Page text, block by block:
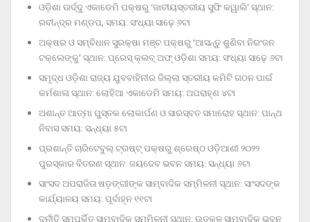
ଓଡ଼ିଶା ଊର୍ଦ୍ଦୁ ଏକାଡେମି ପକ୍ଷରୁ ‘ଜାତୀୟସ୍ତରୀୟ ସୁଫି କୱାଲି’ ସ୍ଥାନ:
ରବୀନ୍ଦ୍ର ମଣ୍ଡପ, ସମୟ: ସଂଧ୍ୟା ସାଢ଼େ ୬ଟା
ଅକ୍ଷର ଓ ସମ୍ବିଧାନ ସୁରକ୍ଷା ମଞ୍ଚ ପକ୍ଷରୁ ‘ଆସନ୍ତୁ ଶୁଣିବା ନିରଂଜନ
ଟକ୍‌ଲେଙ୍କୁ’ ସ୍ଥାନ: ପ୍ରେସ୍‌ କ୍ଲବ୍‌ ଅଫ୍‌ ଓଡ଼ିଶା ସମୟ: ସଂଧ୍ୟା ସାଢ଼େ ୬ଟା
ସମୃଦ୍ଧ ଓଡ଼ିଶା ରାଜ୍ୟ ଯୁବବାହିନୀର ଜିଲ୍ଲା ସ୍ତରୀୟ କମିଟି ଗଠନ ପାଇଁ
କର୍ମଶାଳା ସ୍ଥାନ: ଲୋହିଆ ଏକାଡେମି ସମୟ: ଅପରାହ୍‌ଣ ୪ଟା
ଅଶାନ୍ତ ଆତ୍ମା ପୁସ୍ତକ ଲୋକାର୍ପଣ ଓ ସାରସ୍ବତ ସମାରୋହ ସ୍ଥାନ: ପାନ୍ଥ
ନିବାସ ସମୟ: ସନ୍ଧ୍ୟା ୫ଟା
ପ୍ରଶାନ୍ତି ଚାରିଟେବୁଲ୍‌ ଟ୍ରଷ୍ଟ୍‌ ପକ୍ଷରୁ ଶ୍ରେଷ୍ଠ ଓଡ଼ିଆଣୀ ୨୦୨୨
ପୁରସ୍କାର ବିତରଣ ସ୍ଥାନ: ଜୟଦେବ ଭବନ ସମୟ: ସନ୍ଧ୍ୟା ୬ଟା
ସାଂସଦ ଅପରାଜିତା ଷଡ଼ଙ୍ଗୀଙ୍କ ସାମ୍ବାଦିକ ସମ୍ମିଳନୀ ସ୍ଥାନ: ସାଂସଦଙ୍କ
କାର୍ଯ୍ୟାଳୟ ସମୟ: ପୂର୍ବାହ୍ନ ୧୧ଟା
ଦୁର୍ନୀତି ସମ୍ପର୍କିତ ସାମ୍ବାଦିକ ସମ୍ମିଳନୀ ସ୍ଥାନ: ଉତ୍କଳ ସାମ୍ବାଦିକ ଭବନ